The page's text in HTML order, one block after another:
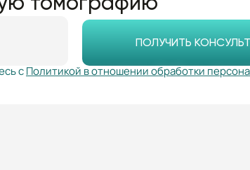
ПОЛУЧИТЬ
сПолитикой в отношении обработки